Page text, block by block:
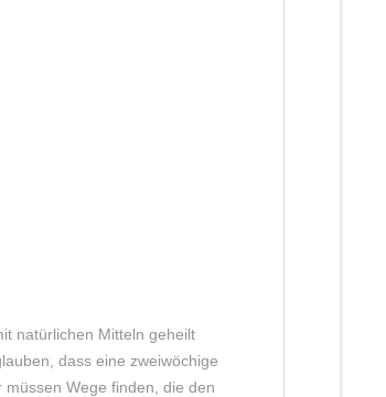
natürlichen Mitteln geheilt
dass eine zweiwöchige
Wege finden, die den